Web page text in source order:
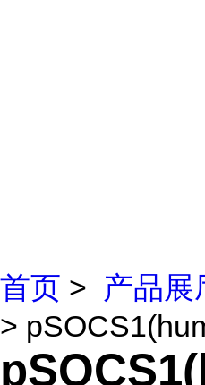
首页 > 产品展
>